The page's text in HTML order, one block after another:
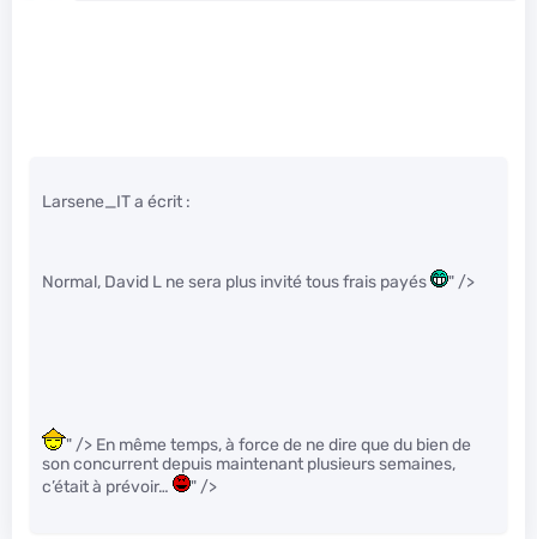
Larsene_IT a écrit :
Normal, David L ne sera plus invité tous frais payés " />
" /> En même temps, à force de ne dire que du bien de
son concurrent depuis maintenant plusieurs semaines,
c’était à prévoir…
" />